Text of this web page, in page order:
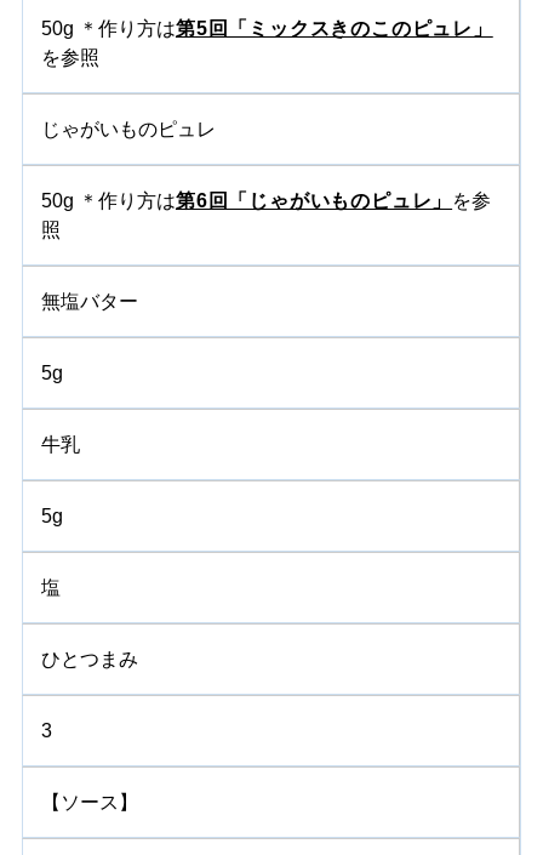
50g ＊作り方は第5回「ミックスきのこのピュレ」
を参照
じゃがいものピュレ
50g ＊作り方は第6回「じゃがいものピュレ」
を参
照
無塩バター
5g
牛乳
5g
塩
ひとつまみ
3
【ソース】